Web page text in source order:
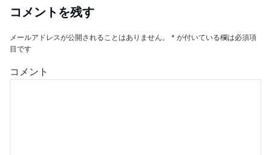
コメントを残す
メールアドレスが公開されることはありません。 * が付いている欄は必須項
目です
コメント